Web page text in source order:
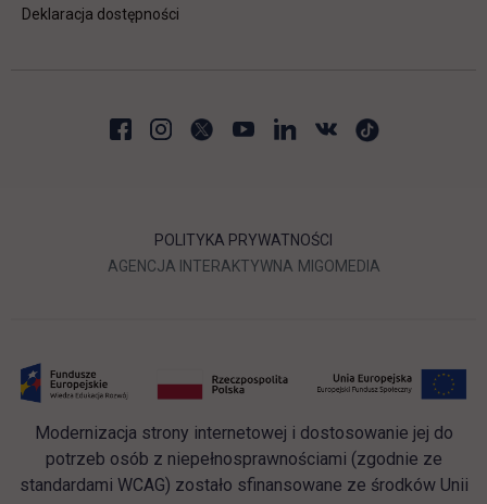
Deklaracja dostępności
POLITYKA PRYWATNOŚCI
AGENCJA INTERAKTYWNA LINK OTWIERA SIĘ W
MIGOMEDIA
Modernizacja strony internetowej i dostosowanie jej do
potrzeb osób z niepełnosprawnościami (zgodnie ze
standardami WCAG) zostało sfinansowane ze środków Unii